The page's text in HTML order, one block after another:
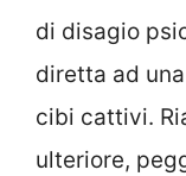
di disagio
diretta ad
cibi cattivi.
ulteriore,